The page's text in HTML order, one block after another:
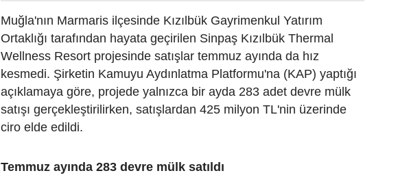
Muğla'nın Marmaris ilçesinde Kızılbük Gayrimenkul Yatırım
Ortaklığı tarafından hayata geçirilen Sinpaş Kızılbük Thermal
Wellness Resort projesinde satışlar temmuz ayında da hız
kesmedi. Şirketin Kamuyu Aydınlatma Platformu'na (KAP) yaptığı
açıklamaya göre, projede yalnızca bir ayda 283 adet devre mülk
satışı gerçekleştirilirken, satışlardan 425 milyon TL'nin üzerinde
ciro elde edildi.
Temmuz ayında 283 devre mülk satıldı